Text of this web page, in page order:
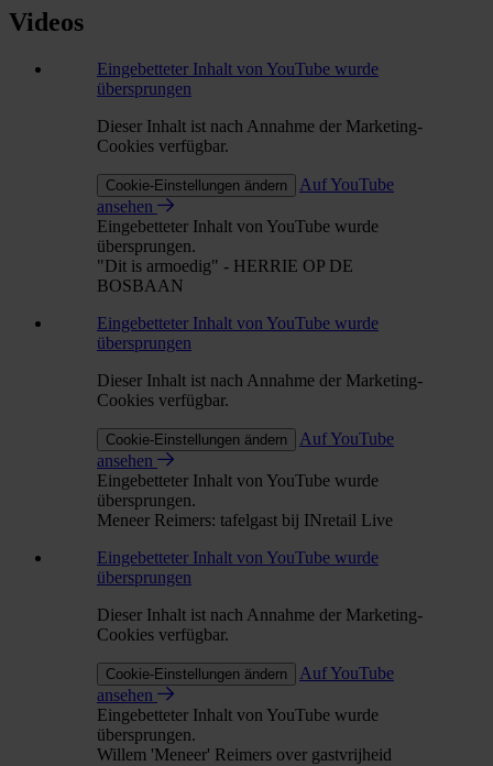
Videos
Eingebetteter Inhalt von YouTube wurde
übersprungen
Dieser Inhalt ist nach Annahme der Marketing-
Cookies verfügbar.
Cookie-Einstellungen ändern
Auf YouTube
ansehen
Eingebetteter Inhalt von YouTube wurde
übersprungen.
"Dit is armoedig" - HERRIE OP DE
BOSBAAN
Eingebetteter Inhalt von YouTube wurde
übersprungen
Dieser Inhalt ist nach Annahme der Marketing-
Cookies verfügbar.
Cookie-Einstellungen ändern
Auf YouTube
ansehen
Eingebetteter Inhalt von YouTube wurde
übersprungen.
Meneer Reimers: tafelgast bij INretail Live
Eingebetteter Inhalt von YouTube wurde
übersprungen
Dieser Inhalt ist nach Annahme der Marketing-
Cookies verfügbar.
Cookie-Einstellungen ändern
Auf YouTube
ansehen
Eingebetteter Inhalt von YouTube wurde
übersprungen.
Willem 'Meneer' Reimers over gastvrijheid